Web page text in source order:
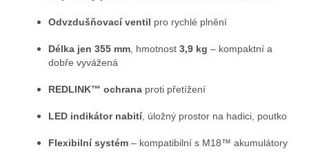
Odvzdušňovací ventil pro rychlé plnění
Délka jen 355 mm, hmotnost 3,9 kg – kompaktní a
dobře vyvážená
REDLINK™ ochrana proti přetížení
LED indikátor nabití, úložný prostor na hadici, poutko
Flexibilní systém – kompatibilní s M18™ akumulátory